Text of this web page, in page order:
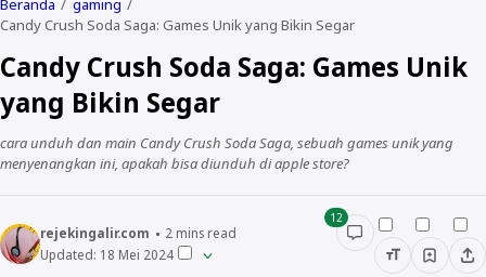
Beranda
gaming
Candy Crush Soda Saga: Games Unik yang Bikin Segar
Candy Crush Soda Saga: Games Unik
yang Bikin Segar
cara unduh dan main Candy Crush Soda Saga, sebuah games unik yang
menyenangkan ini, apakah bisa diunduh di apple store?
rejekingalir.com 2 mins read
Updated: 18 Mei 2024
12